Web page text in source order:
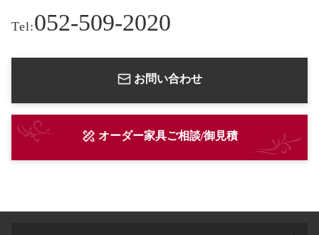
Tel:052-509-2020
お問い合わせ
オーダー家具ご相談/御見積